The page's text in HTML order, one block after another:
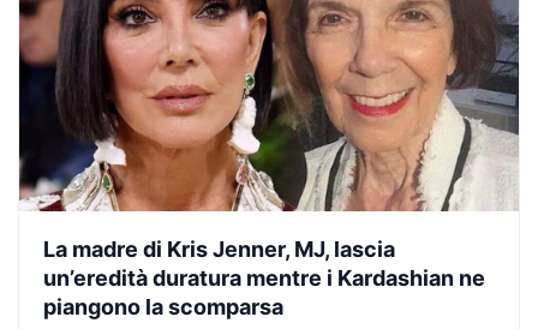
La madre di Kris Jenner, MJ, lascia
un’eredità duratura mentre i Kardashian ne
piangono la scomparsa